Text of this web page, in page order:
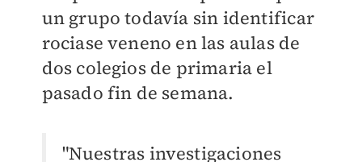
un grupo todavía sin identificar
rociase veneno en las aulas de
dos colegios de primaria el
pasado fin de semana.
"Nuestras investigaciones